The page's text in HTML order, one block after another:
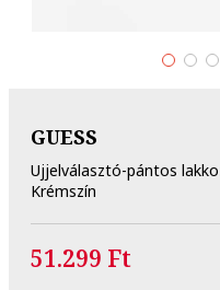
GUESS
Ujjelválasztó-pántos
Krémszín
51.299 Ft